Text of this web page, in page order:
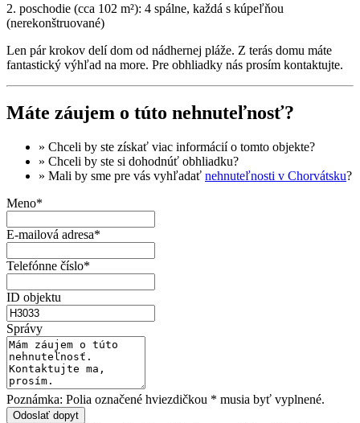
2. poschodie (cca 102 m²): 4 spálne, každá s kúpeľňou
(nerekonštruované)
Len pár krokov delí dom od nádhernej pláže. Z terás domu máte
fantastický výhľad na more. Pre obhliadky nás prosím kontaktujte.
Máte záujem o túto nehnuteľnosť?
» Chceli by ste získať viac informáciío tomto objekte?
» Chceli by ste si dohodnúť obhliadku?
» Mali by sme pre vás vyhľadať nehnuteľnosti v Chorvátsku?
Meno*
E-mailová adresa*
Telefónne číslo*
ID objektu
Správy
Poznámka: Polia označené hviezdičkou * musia byť vyplnené.